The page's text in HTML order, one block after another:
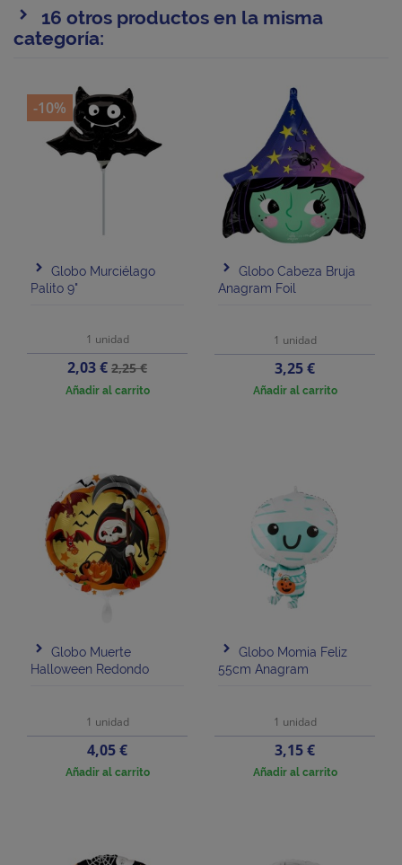
16 otros productos en la misma
categoría:
Globo Murciélago
Palito 9"
1 unidad
Precio
2,03 €Precio
base
2,25 €
Añadir al carrito
-10%
Globo Cabeza Bruja
Anagram Foil
1 unidad
Precio
3,25 €
Añadir al carrito
Globo Muerte
Halloween Redondo
1 unidad
Precio
4,05 €
Añadir al carrito
Globo Momia Feliz
55cm Anagram
1 unidad
Precio
3,15 €
Añadir al carrito